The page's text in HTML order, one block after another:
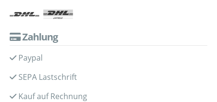
Zahlung
Paypal
SEPA Lastschrift
Kauf auf Rechnung